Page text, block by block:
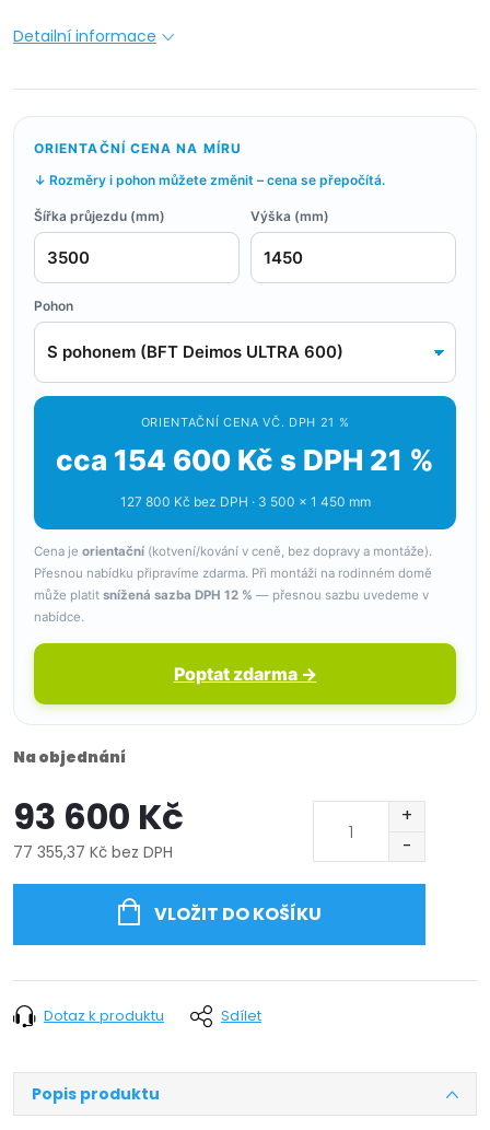
Detailní informace
ORIENTAČNÍ CENA NA MÍRU
↓ Rozměry i pohon můžete změnit – cena se přepočítá.
Šířka průjezdu (mm) Výška (mm)
Pohon
ORIENTAČNÍ CENA VČ. DPH 21 %
cca 154 600 Kč s DPH 21 %
127 800 Kč bez DPH · 3 500 × 1 450 mm
Cena je orientační (kotvení/kování v ceně, bez dopravy a montáže).
Přesnou nabídku připravíme zdarma. Při montáži na rodinném domě
může platit snížená sazba DPH 12 % — přesnou sazbu uvedeme v
nabídce.
Poptat zdarma →
Na objednání
93 600 Kč
77 355,37 Kč bez DPH
VLOŽIT DO KOŠÍKU
Dotaz k produktu Sdílet
Popis produktu